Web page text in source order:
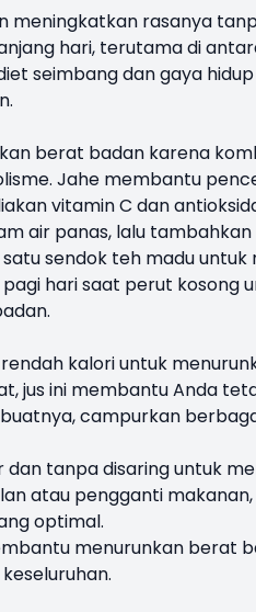
meningkatkan rasanya
hari, terutama di
seimbang dan gaya
berat badan karena
Jahe membantu
vitamin C dan
air panas, lalu
sendok teh madu
hari saat perut kosong
kalori untuk
jus ini membantu Anda
campurkan
dan tanpa disaring untuk
atau pengganti
optimal.
menurunkan berat